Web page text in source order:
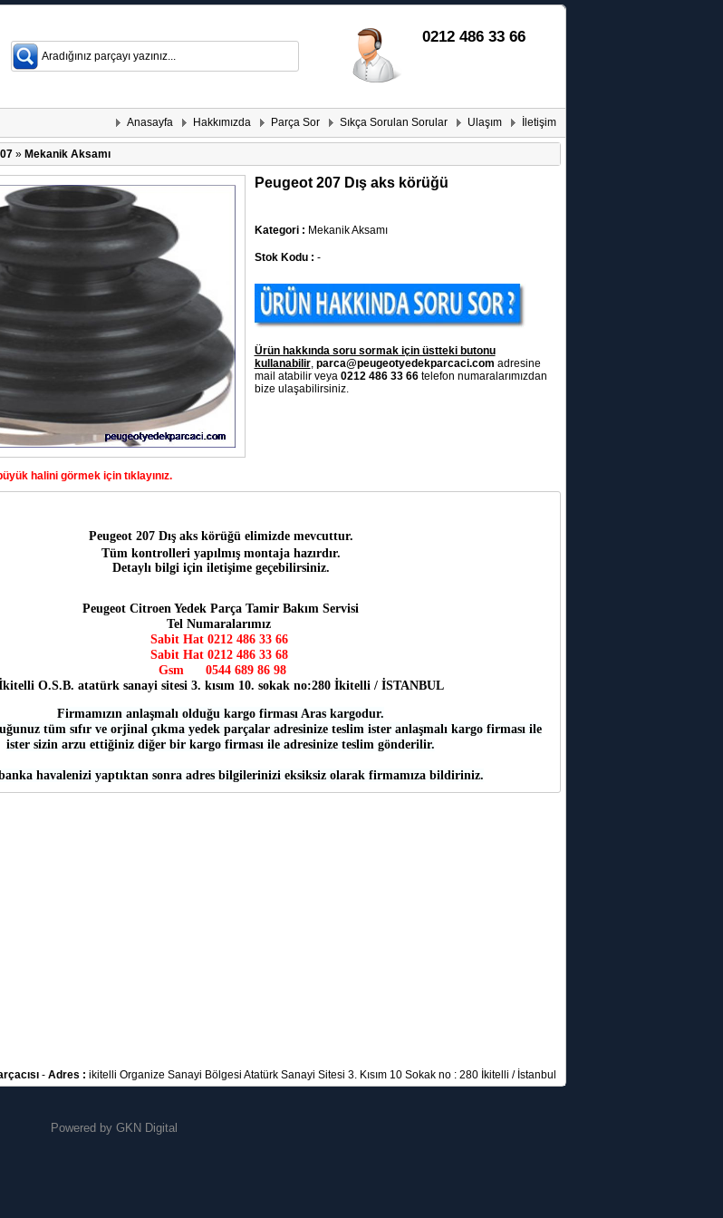
0212 486 33 66
Anasayfa Hakkımızda Parça Sor Sıkça Sorulan Sorular Ulaşım İletişim
» Mekanik Aksamı
halini görmek için tıklayınız.
Peugeot 207 Dış aks körüğü
Kategori : Mekanik Aksamı
Stok Kodu : -
Ürün hakkında soru sormak için üstteki butonu
kullanabilir, parca@peugeotyedekparcaci.com adresine
mail atabilir veya 0212 486 33 66telefon numaralarımızdan
bize ulaşabilirsiniz.
Peugeot 207 Dış aks körüğü elimizde mevcuttur.
Tüm kontrolleri yapılmış montaja hazırdır.
Detaylı bilgi için iletişime geçebilirsiniz.
Peugeot Citroen Yedek Parça Tamir Bakım Servisi
Tel Numaralarımız
Sabit Hat 0212 486 33 66
Sabit Hat 0212 486 33 68
Gsm 0544 689 86 98
O.S.B. atatürk sanayi sitesi 3. kısım 10. sokak no:280 İkitelli / İSTANBUL
Firmamızın anlaşmalı olduğu kargo firması Aras kargodur.
tüm sıfır ve orjinal çıkma yedek parçalar adresinize teslim ister anlaşmalı kargo firması ile
ister sizin arzu ettiğiniz diğer bir kargo firması ile adresinize teslim gönderilir.
havalenizi yaptıktan sonra adres bilgilerinizi eksiksiz olarak firmamıza bildiriniz.
- Adres : ikitelli Organize Sanayi Bölgesi Atatürk Sanayi Sitesi 3. Kısım 10 Sokak no : 280 İkitelli / İstanbul
Powered by GKN Digital